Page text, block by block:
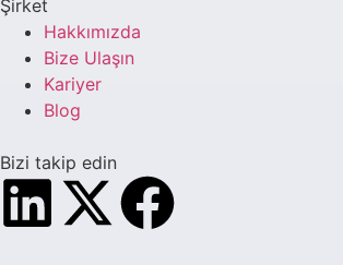
Şirket
Hakkımızda
Bize Ulaşın
Kariyer
Blog
Bizi takip edin